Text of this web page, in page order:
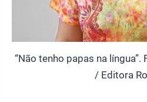
“Não tenho papas na língua”.
/ Editora